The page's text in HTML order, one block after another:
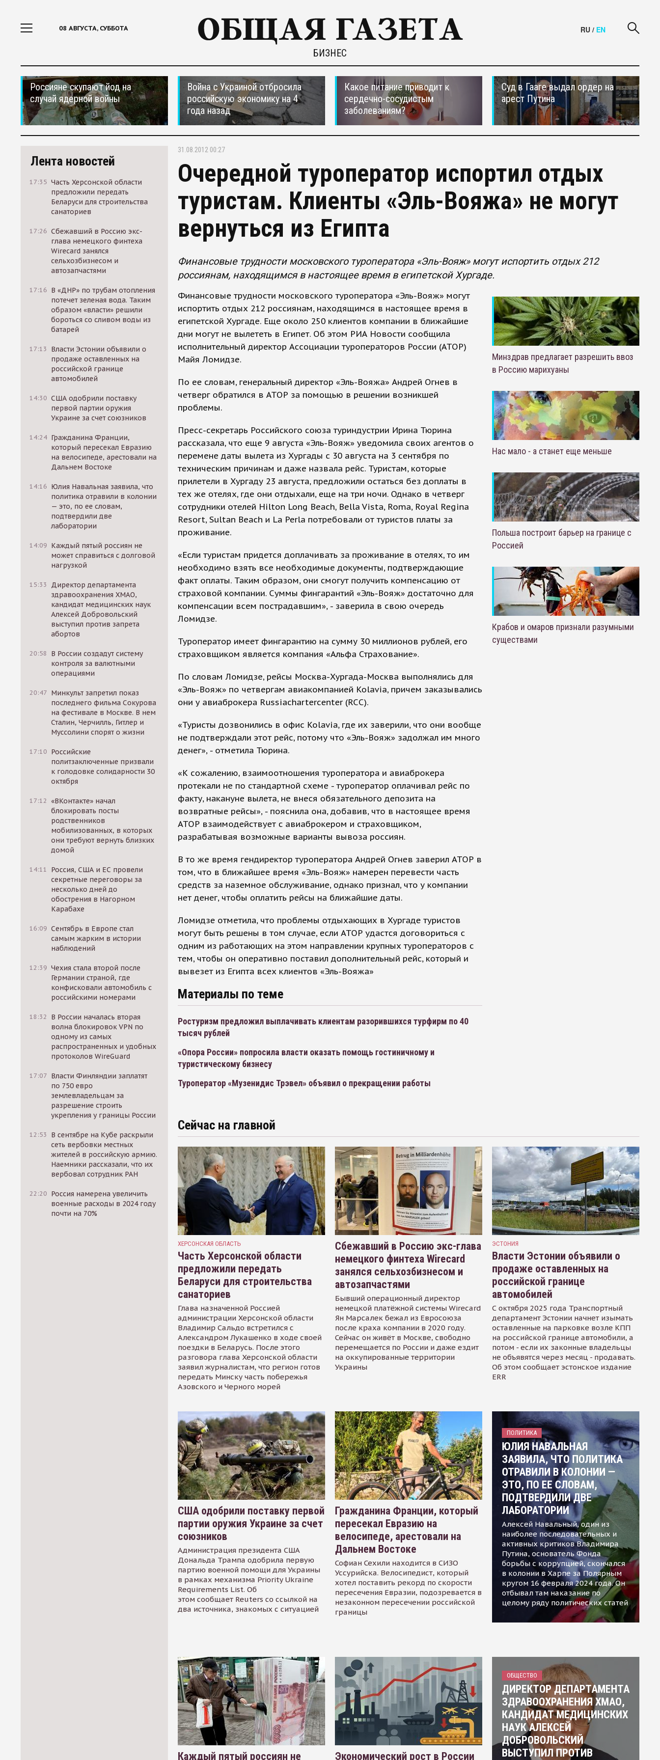
08 АВГУСТА, СУББОТА
БИЗНЕС
RU / EN
Россияне скупают йод на
случай ядерной войны
Война с Украиной отбросила
российскую экономику на 4
года назад
Какое питание приводит к
сердечно-сосудистым
заболеваниям?
Суд в Гааге выдал ордер на
арест Путина
Лента новостей
17:35 Часть Херсонской области
предложили передать
Беларуси для строительства
санаториев
17:26 Сбежавший в Россию экс-
глава немецкого финтеха
Wirecard занялся
сельхозбизнесом и
автозапчастями
17:16 В «ДНР» по трубам отопления
потечет зеленая вода. Таким
образом «власти» решили
бороться со сливом воды из
батарей
17:13
Власти Эстонии объявили о
продаже оставленных на
российской границе
автомобилей
14:30 США одобрили поставку
первой партии оружия
Украине за счет союзников
14:24 Гражданина Франции,
который пересекал Евразию
на велосипеде, арестовали на
Дальнем Востоке
14:16 Юлия Навальная заявила, что
политика отравили в колонии
— это, по ее словам,
подтвердили две
лаборатории
14:09 Каждый пятый россиян не
может справиться с долговой
нагрузкой
15:33
Директор департамента
здравоохранения ХМАО,
кандидат медицинских наук
Алексей Добровольский
выступил против запрета
абортов
20:58
В России создадут систему
контроля за валютными
операциями
20:47 Минкульт запретил показ
последнего фильма Сокурова
на фестивале в Москве. В нем
Сталин, Черчилль, Гитлер и
Муссолини спорят о жизни
17:10 Российские
политзаключенные призвали
к голодовке солидарности 30
октября
17:12 «ВКонтакте» начал
блокировать посты
родственников
мобилизованных, в которых
они требуют вернуть близких
домой
14:11
Россия, США и ЕС провели
секретные переговоры за
несколько дней до
обострения в Нагорном
Карабахе
16:09 Сентябрь в Европе стал
самым жарким в истории
наблюдений
12:39 Чехия стала второй после
Германии страной, где
конфисковали автомобиль с
российскими номерами
18:32
В России началась вторая
волна блокировок VPN по
одному из самых
распространенных и удобных
протоколов WireGuard
17:07 Власти Финляндии заплатят
по 750 евро
землевладельцам за
разрешение строить
укрепления у границы России
12:53
В сентябре на Кубе раскрыли
сеть вербовки местных
жителей в российскую армию.
Наемники рассказали, что их
вербовал сотрудник РАН
22:20 Россия намерена увеличить
военные расходы в 2024 году
почти на 70%
31.08.2012 00:27
Очередной туроператор испортил отдых
туристам. Клиенты «Эль-Вояжа» не могут
вернуться из Египта
Финансовые трудности московского туроператора «Эль-Вояж» могут испортить отдых 212
россиянам, находящимся в настоящее время в египетской Хургаде.
Финансовые трудности московского туроператора «Эль-Вояж» могут
испортить отдых 212 россиянам, находящимся в настоящее время в
египетской Хургаде. Еще около 250 клиентов компании в ближайшие
дни могут не вылететь в Египет. Об этом РИА Новости сообщила
исполнительный директор Ассоциации туроператоров России (АТОР)
Майя Ломидзе.
По ее словам, генеральный директор «Эль-Вояжа» Андрей Огнев в
четверг обратился в АТОР за помощью в решении возникшей
проблемы.
Пресс-секретарь Российского союза туриндустрии Ирина Тюрина
рассказала, что еще 9 августа «Эль-Вояж» уведомила своих агентов о
перемене даты вылета из Хургады с 30 августа на 3 сентября по
техническим причинам и даже назвала рейс. Туристам, которые
прилетели в Хургаду 23 августа, предложили остаться без доплаты в
тех же отелях, где они отдыхали, еще на три ночи. Однако в четверг
сотрудники отелей Hilton Long Beach, Bella Vista, Roma, Royal Regina
Resort, Sultan Beach и La Perla потребовали от туристов платы за
проживание.
«Если туристам придется доплачивать за проживание в отелях, то им
необходимо взять все необходимые документы, подтверждающие
факт оплаты. Таким образом, они смогут получить компенсацию от
страховой компании. Суммы фингарантий «Эль-Вояж» достаточно для
компенсации всем пострадавшим», - заверила в свою очередь
Ломидзе.
Туроператор имеет фингарантию на сумму 30 миллионов рублей, его
страховщиком является компания «Альфа Страхование».
По словам Ломидзе, рейсы Москва-Хургада-Москва выполнялись для
«Эль-Вояж» по четвергам авиакомпанией Kolavia, причем заказывались
они у авиаброкера Russiachartercenter (RCC).
«Туристы дозвонились в офис Kolavia, где их заверили, что они вообще
не подтверждали этот рейс, потому что «Эль-Вояж» задолжал им много
денег», - отметила Тюрина.
«К сожалению, взаимоотношения туроператора и авиаброкера
протекали не по стандартной схеме - туроператор оплачивал рейс по
факту, накануне вылета, не внеся обязательного депозита на
возвратные рейсы», - пояснила она, добавив, что в настоящее время
АТОР взаимодействует с авиаброкером и страховщиком,
разрабатывая возможные варианты вывоза россиян.
В то же время гендиректор туроператора Андрей Огнев заверил АТОР в
том, что в ближайшее время «Эль-Вояж» намерен перевести часть
средств за наземное обслуживание, однако признал, что у компании
нет денег, чтобы оплатить рейсы на ближайшие даты.
Ломидзе отметила, что проблемы отдыхающих в Хургаде туристов
могут быть решены в том случае, если АТОР удастся договориться с
одним из работающих на этом направлении крупных туроператоров с
тем, чтобы он оперативно поставил дополнительный рейс, который и
вывезет из Египта всех клиентов «Эль-Вояжа»
Материалы по теме
Ростуризм предложил выплачивать клиентам разорившихся турфирм по 40
тысяч рублей
«Опора России» попросила власти оказать помощь гостиничному и
туристическому бизнесу
Туроператор «Музенидис Трэвел» объявил о прекращении работы
Минздрав предлагает разрешить ввоз
в Россию марихуаны
Нас мало - а станет еще меньше
Польша построит барьер на границе с
Россией
Крабов и омаров признали разумными
существами
Сейчас на главной
ХЕРСОНСКАЯ ОБЛАСТЬ
Часть Херсонской области
предложили передать
Беларуси для строительства
санаториев
Глава назначенной Россией
администрации Херсонской области
Владимир Сальдо встретился с
Александром Лукашенко в ходе своей
поездки в Беларусь. После этого
разговора глава Херсонской области
заявил журналистам, что регион готов
передать Минску часть побережья
Азовского и Черного морей
Сбежавший в Россию экс-глава
немецкого финтеха Wirecard
занялся сельхозбизнесом и
автозапчастями
Бывший операционный директор
немецкой платёжной системы Wirecard
Ян Марсалек бежал из Евросоюза
после краха компании в 2020 году.
Сейчас он живёт в Москве, свободно
перемещается по России и даже ездит
на оккупированные территории
Украины
ЭСТОНИЯ
Власти Эстонии объявили о
продаже оставленных на
российской границе
автомобилей
С октября 2025 года Транспортный
департамент Эстонии начнет изымать
оставленные на парковке возле КПП
на российской границе автомобили, а
потом - если их законные владельцы
не объявятся через месяц - продавать.
Об этом сообщает эстонское издание
ERR
США одобрили поставку первой
партии оружия Украине за счет
союзников
Администрация президента США
Дональда Трампа одобрила первую
партию военной помощи для Украины
в рамках механизма Priority Ukraine
Requirements List. Об
этом сообщает Reuters со ссылкой на
два источника, знакомых с ситуацией
Гражданина Франции, который
пересекал Евразию на
велосипеде, арестовали на
Дальнем Востоке
Софиан Сехили находится в СИЗО
Уссурийска. Велосипедист, который
хотел поставить рекорд по скорости
пересечения Евразии, подозревается в
незаконном пересечении российской
границы
ПОЛИТИКА
ЮЛИЯ НАВАЛЬНАЯ
ЗАЯВИЛА, ЧТО ПОЛИТИКА
ОТРАВИЛИ В КОЛОНИИ —
ЭТО, ПО ЕЕ СЛОВАМ,
ПОДТВЕРДИЛИ ДВЕ
ЛАБОРАТОРИИ
Алексей Навальный, один из
наиболее последовательных и
активных критиков Владимира
Путина, основатель Фонда
борьбы с коррупцией, скончался
в колонии в Харпе за Полярным
кругом 16 февраля 2024 года. Он
отбывал там наказание по
целому ряду политических статей
Каждый пятый россиян не Экономический рост в России
ОБЩЕСТВО
ДИРЕКТОР ДЕПАРТАМЕНТА
ЗДРАВООХРАНЕНИЯ ХМАО,
КАНДИДАТ МЕДИЦИНСКИХ
НАУК АЛЕКСЕЙ
ДОБРОВОЛЬСКИЙ
ВЫСТУПИЛ ПРОТИВ